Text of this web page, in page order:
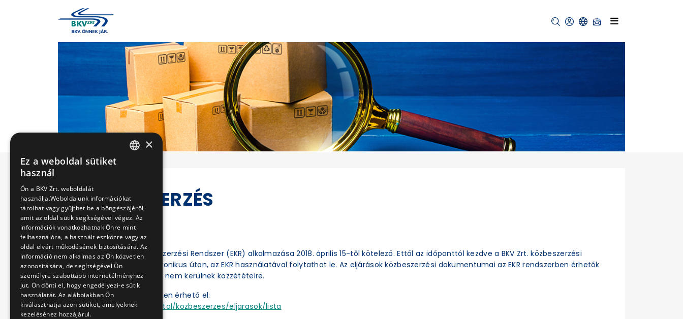
KÖZBESZERZÉS
Az Elektronikus Közbeszerzési Rendszer (EKR) alkalmazása 2018. április 15-től kötelező. Ettől az időponttól kezdve a BKV Zrt. közbeszerzési
eljárásokat csak elektronikus úton, az EKR használatával folytathat le. Az eljárások közbeszerzési dokumentumai az EKR rendszerben érhetők
el, a BKV Zrt. honlapján nem kerülnek közzétételre.
Az EKR a következő linken érhető el:
https://ekr.gov.hu/portal/kozbeszerzes/eljarasok/lista
×
Ez a weboldal sütiket
használ
Ön a BKV Zrt. weboldalát
használja.Weboldalunk információkat
tárolhat vagy gyűjthet be a böngészőjéről,
amit az oldal sütik segítségével végez. Az
információk vonatkozhatnak Önre mint
felhasználóra, a használt eszközre vagy az
oldal elvárt működésének biztosítására. Az
információ nem alkalmas az Ön közvetlen
azonosítására, de segítségével Ön
személyre szabottabb internetélményhez
jut. Ön dönti el, hogy engedélyezi-e sütik
használatát. Az alábbiakban Ön
kiválaszthatja azon sütiket, amelyeknek
kezeléséhez hozzájárul.